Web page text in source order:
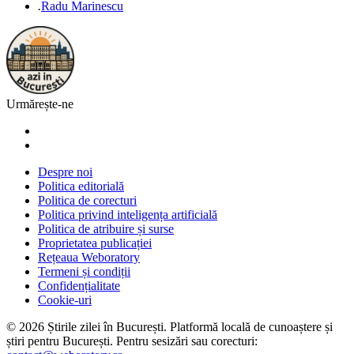
.Radu Marinescu
Urmărește-ne
Despre noi
Politica editorială
Politica de corecturi
Politica privind inteligența artificială
Politica de atribuire și surse
Proprietatea publicației
Rețeaua Weboratory
Termeni și condiții
Confidențialitate
Cookie-uri
© 2026 Știrile zilei în București. Platformă locală de cunoaștere și
știri pentru București. Pentru sesizări sau corecturi: